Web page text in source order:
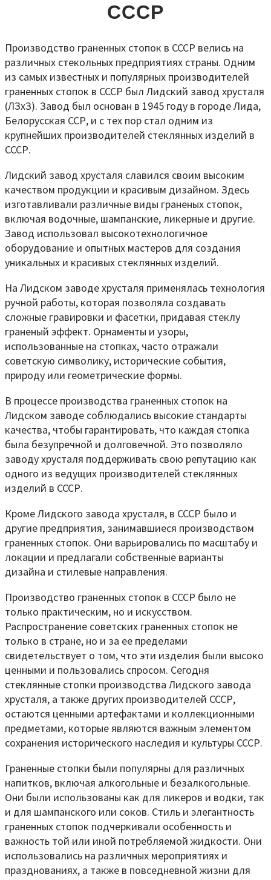
СССР
Производство граненных стопок в СССР велись на
различных стекольных предприятиях страны. Одним
из самых известных и популярных производителей
граненных стопок в СССР был Лидский завод хрусталя
(ЛЗхЗ). Завод был основан в 1945 году в городе Лида,
Белорусская ССР, и с тех пор стал одним из
крупнейших производителей стеклянных изделий в
СССР.
Лидский завод хрусталя славился своим высоким
качеством продукции и красивым дизайном. Здесь
изготавливали различные виды граненых стопок,
включая водочные, шампанские, ликерные и другие.
Завод использовал высокотехнологичное
оборудование и опытных мастеров для создания
уникальных и красивых стеклянных изделий.
На Лидском заводе хрусталя применялась технология
ручной работы, которая позволяла создавать
сложные гравировки и фасетки, придавая стеклу
граненый эффект. Орнаменты и узоры,
использованные на стопках, часто отражали
советскую символику, исторические события,
природу или геометрические формы.
В процессе производства граненных стопок на
Лидском заводе соблюдались высокие стандарты
качества, чтобы гарантировать, что каждая стопка
была безупречной и долговечной. Это позволяло
заводу хрусталя поддерживать свою репутацию как
одного из ведущих производителей стеклянных
изделий в СССР.
Кроме Лидского завода хрусталя, в СССР было и
другие предприятия, занимавшиеся производством
граненных стопок. Они варьировались по масштабу и
локации и предлагали собственные варианты
дизайна и стилевые направления.
Производство граненных стопок в СССР было не
только практическим, но и искусством.
Распространение советских граненных стопок не
только в стране, но и за ее пределами
свидетельствует о том, что эти изделия были высоко
ценными и пользовались спросом. Сегодня
стеклянные стопки производства Лидского завода
хрусталя, а также других производителей СССР,
остаются ценными артефактами и коллекционными
предметами, которые являются важным элементом
сохранения исторического наследия и культуры СССР.
Граненные стопки были популярны для различных
напитков, включая алкогольные и безалкогольные.
Они были использованы как для ликеров и водки, так
и для шампанского или соков. Стиль и элегантность
граненных стопок подчеркивали особенность и
важность той или иной потребляемой жидкости. Они
использовались на различных мероприятиях и
празднованиях, а также в повседневной жизни для